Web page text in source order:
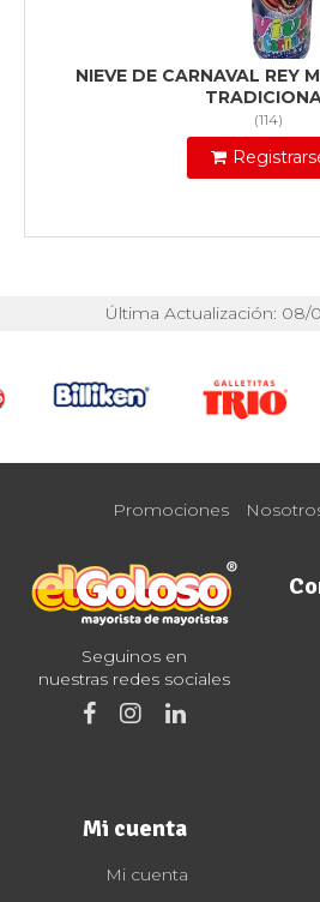
NIEVE DE CARNAVAL REY
(114)
Última Actualización: 08/
Promociones
Seguinos en
nuestras redes sociales
Mi cuenta
Mi cuenta